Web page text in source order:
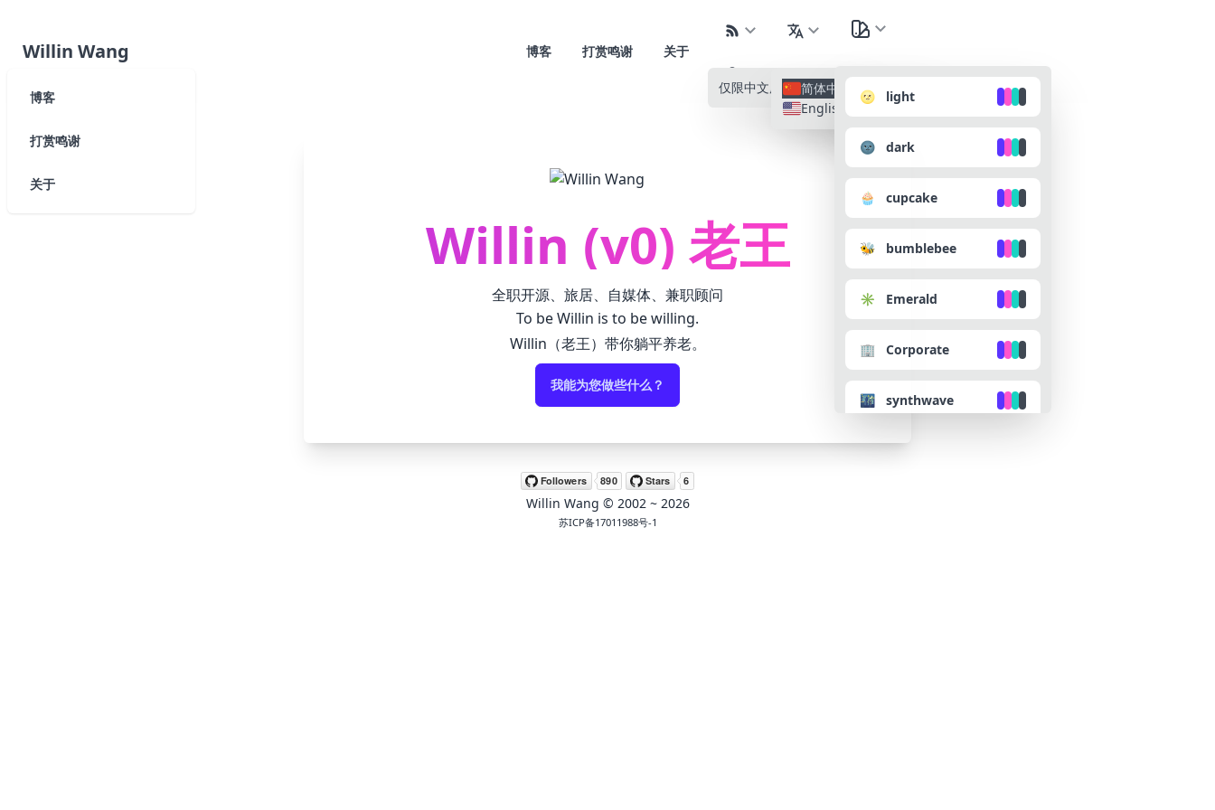
博客
打赏鸣谢
关于
Willin Wang 博客 打赏鸣谢 关于
仅限中文所有语种简体中文
English
🌝 light
🌚 dark
🧁 cupcake
🐝 bumblebee
✳️ Emerald
🏢 Corporate
🌃 synthwave
👴 retro
Willin (v0) 老王
全职开源、旅居、自媒体、兼职顾问
To be Willin is to be willing.
Willin（老王）带你躺平养老。
我能为您做些什么？
Willin Wang © 2002 ~ 2026
苏ICP备17011988号-1